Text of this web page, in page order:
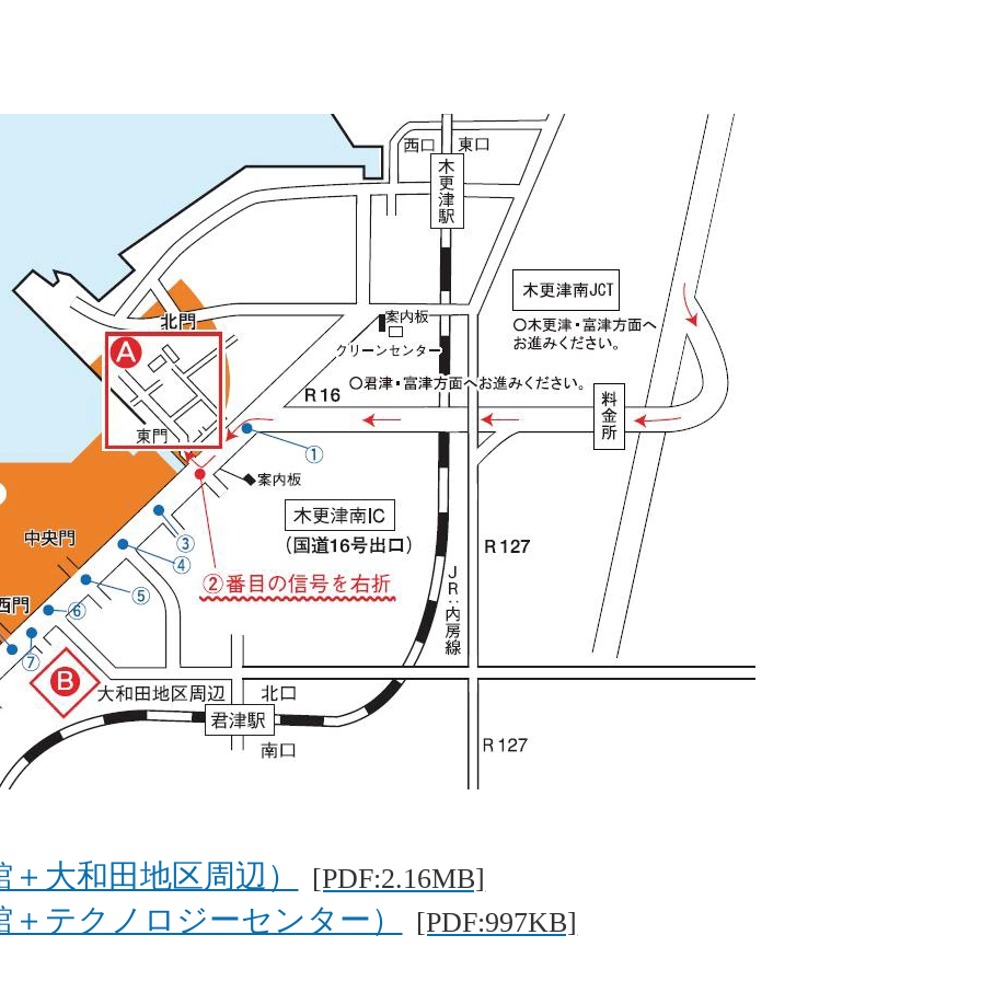
大和田地区周辺） [PDF:2.16MB]
テクノロジーセンター） [PDF:997KB]